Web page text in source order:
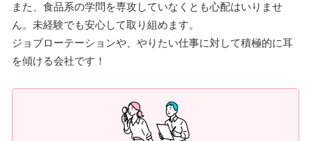
また、食品系の学問を専攻していなくとも心配はいりませ
ん。未経験でも安心して取り組めます。
ジョブローテーションや、やりたい仕事に対して積極的に耳
を傾ける会社です！